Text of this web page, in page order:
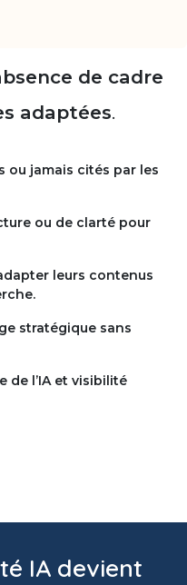
de cadre
adaptées.
ou jamais cités par les
ou de clarté pour
leurs contenus
stratégique sans
de l’IA et visibilité
IA devient